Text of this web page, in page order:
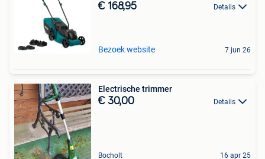
€ 168,95 Details
Bezoek website 7 jun 26
Electrische trimmer
€ 30,00 Details
Bocholt 16 apr 25